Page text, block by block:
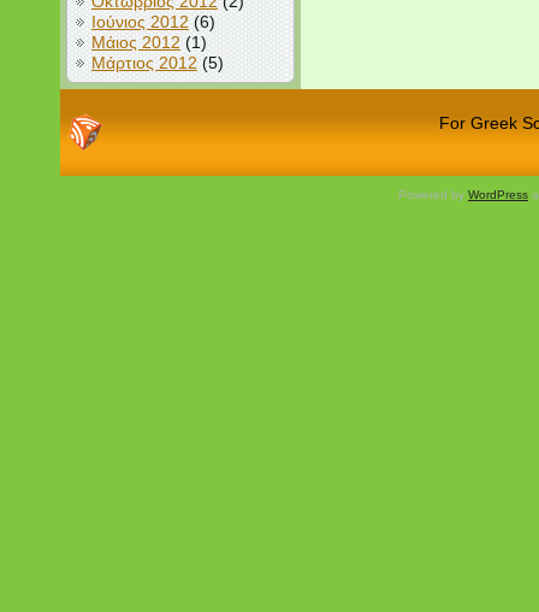
Ιούνιος 2012 (6)
Μάιος 2012 (1)
Μάρτιος 2012 (5)
For Greek
Powered by WordPress